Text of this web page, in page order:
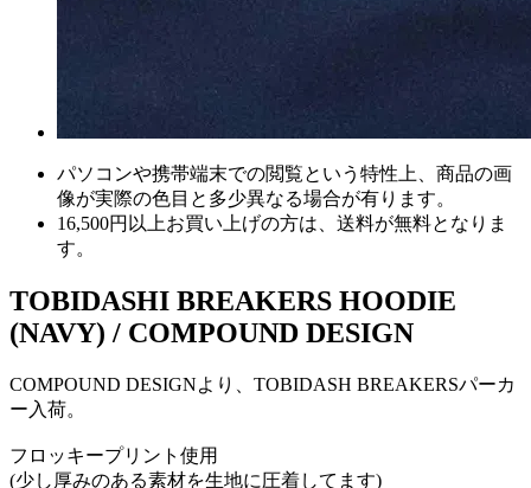
パソコンや携帯端末での閲覧という特性上、商品の画
像が実際の色目と多少異なる場合が有ります。
16,500円以上お買い上げの方は、 送料が無料となりま
す。
TOBIDASHI BREAKERS HOODIE
(NAVY) / COMPOUND DESIGN
COMPOUND DESIGNより、TOBIDASH BREAKERSパーカ
ー入荷。
フロッキープリント使用
(少し厚みのある素材を生地に圧着してます)